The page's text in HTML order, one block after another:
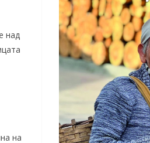
над
на